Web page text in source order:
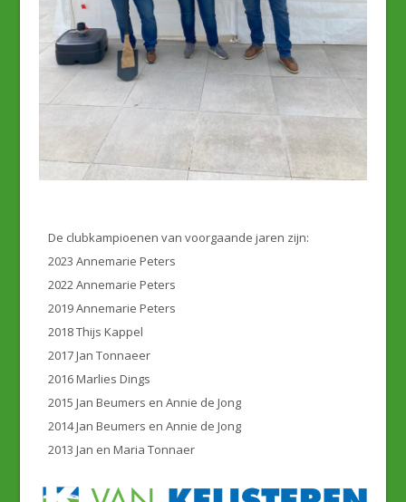
De clubkampioenen van voorgaande jaren zijn:
2023 Annemarie Peters
2022 Annemarie Peters
2019 Annemarie Peters
2018 Thijs Kappel
2017 Jan Tonnaeer
2016 Marlies Dings
2015 Jan Beumers en Annie de Jong
2014 Jan Beumers en Annie de Jong
2013 Jan en Maria Tonnaer